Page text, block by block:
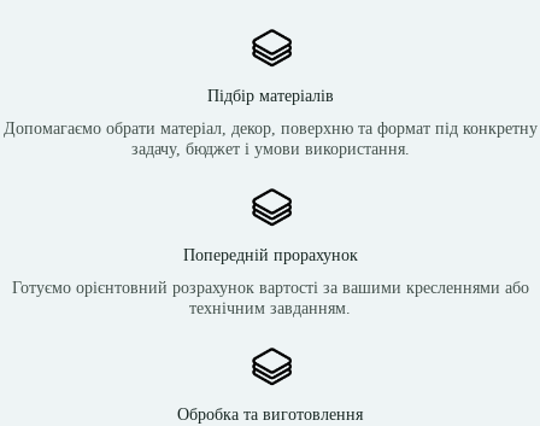
Підбір матеріалів
Допомагаємо обрати матеріал, декор, поверхню та формат під конкретну
задачу, бюджет і умови використання.
Попередній прорахунок
Готуємо орієнтовний розрахунок вартості за вашими кресленнями або
технічним завданням.
Обробка та виготовлення